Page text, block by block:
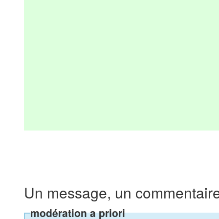
Un message, un
modération a priori